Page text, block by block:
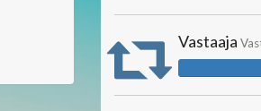
Vastaaja